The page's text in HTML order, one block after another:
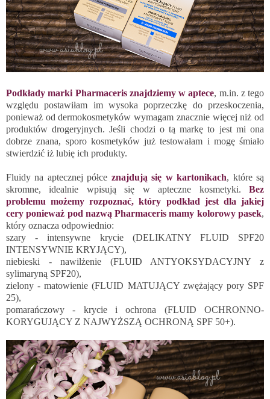
Podkłady marki Pharmaceris znajdziemy w aptece, m.in. z tego
względu postawiłam im wysoka poprzeczkę do przeskoczenia,
ponieważ od dermokosmetyków wymagam znacznie więcej niż od
produktów drogeryjnych. Jeśli chodzi o tą markę to jest mi ona
dobrze znana, sporo kosmetyków już testowałam i mogę śmiało
stwierdzić iż lubię ich produkty.
Fluidy na aptecznej półce znajdują się w kartonikach, które są
skromne, idealnie wpisują się w apteczne kosmetyki. Bez
problemu możemy rozpoznać, który podkład jest dla jakiej
cery ponieważ pod nazwą Pharmaceris mamy kolorowy pasek,
który oznacza odpowiednio:
szary - intensywne krycie (DELIKATNY FLUID SPF20
INTENSYWNIE KRYJĄCY),
niebieski - nawilżenie (FLUID ANTYOKSYDACYJNY z
sylimaryną SPF20),
zielony - matowienie (FLUID MATUJĄCY zwężający pory SPF
25),
pomarańczowy - krycie i ochrona (FLUID OCHRONNO-
KORYGUJĄCY Z NAJWYŻSZĄ OCHRONĄ SPF 50+).